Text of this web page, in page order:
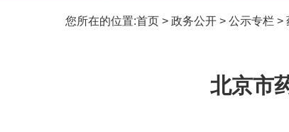
您所在的位置:首页 > 政务公开 > 公示专栏 >
北京市